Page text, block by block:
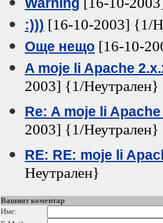
:))) [16-10-2003] {1/
Още нещо [16-10-
A moje li Apache
2003] {1/Неутрален}
Re: A moje li
2003] {1/Неутрален}
RE: RE: moje li
Неутрален}
Вашият коментар
Име: